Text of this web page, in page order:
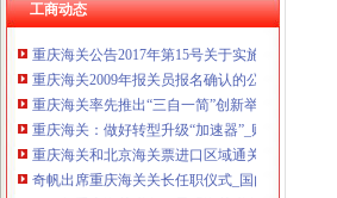
工商动态
重庆海关切换通关一体化模式渝企可在全国任一
重庆海关2009年报关员报名确认的公告-报关员-
重庆海关率先推出“三自一简”创新举措助力殊监
重庆海关：做好转型升级“加速器”_财经_腾讯网
重庆海关和北京海关票进口区域通关货物运行成
奇帆出席重庆海关关长任职仪式_国内_新民网
2012年重庆海关税务、昆明海关税务报考条件？